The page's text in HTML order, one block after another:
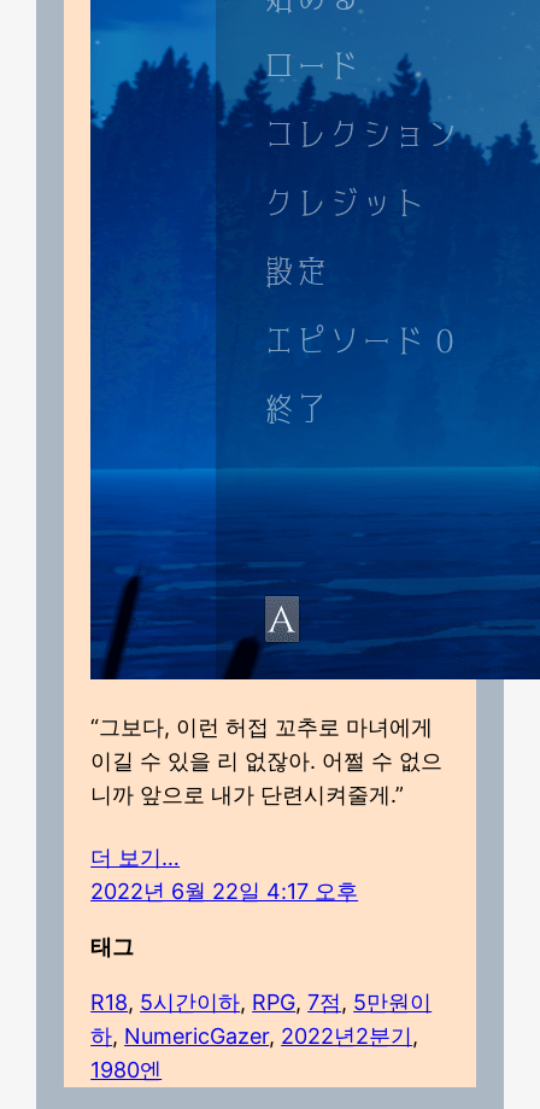
“그보다, 이런 허접 꼬추로 마녀에게
이길 수 있을 리 없잖아. 어쩔 수 없으
니까 앞으로 내가 단련시켜줄게.”
더 보기…
2022년 6월 22일 4:17 오후
태그
R18, 5시간이하, RPG, 7점, 5만원이
하, NumericGazer, 2022년2분기
1980엔